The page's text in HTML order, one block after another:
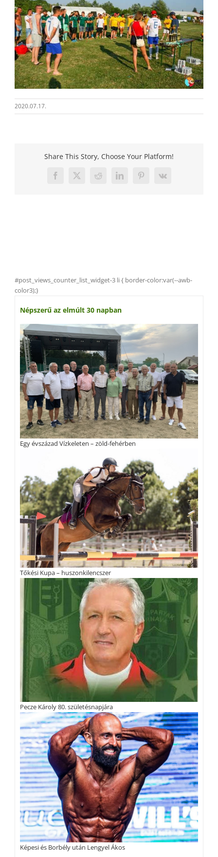
2020.07.17.
Share This Story, Choose Your Platform!
Facebook
X RedditLinkedInPinterest
Vk
#post_views_counter_list_widget-3 li { border-color:var(--awb-
color3);}
Népszerű az elmúlt 30 napban
Egy évszázad Vízkeleten – zöld-fehérben
Tőkési Kupa – huszonkilencszer
Pecze Károly 80. születésnapjára
Képesi és Borbély után Lengyel Ákos